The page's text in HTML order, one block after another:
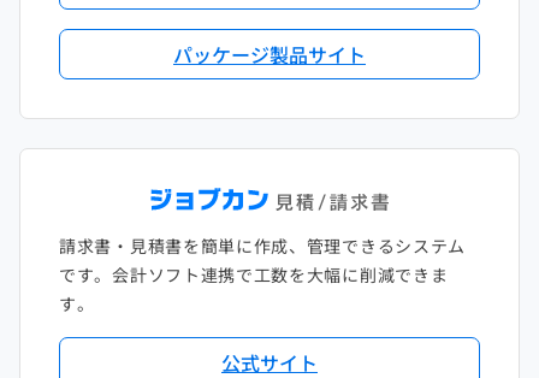
パッケージ製品サイト
請求書・見積書を簡単に作成、管理できるシステム
です。会計ソフト連携で工数を大幅に削減できま
す。
公式サイト